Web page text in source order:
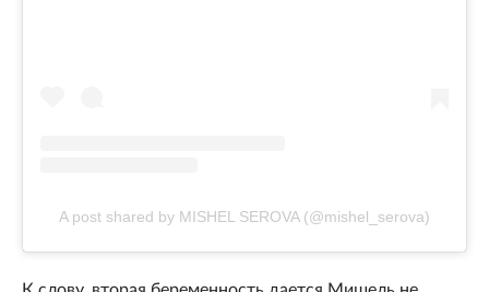
A post shared by MISHEL SEROVA (@mishel_serova)